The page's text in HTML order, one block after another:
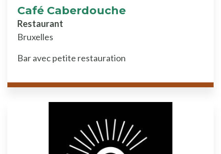
Café Caberdouche
Restaurant
Bruxelles
Bar avec petite restauration